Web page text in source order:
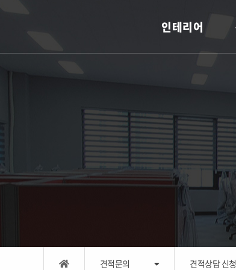
인테리어
견적문의 견적상담 신청